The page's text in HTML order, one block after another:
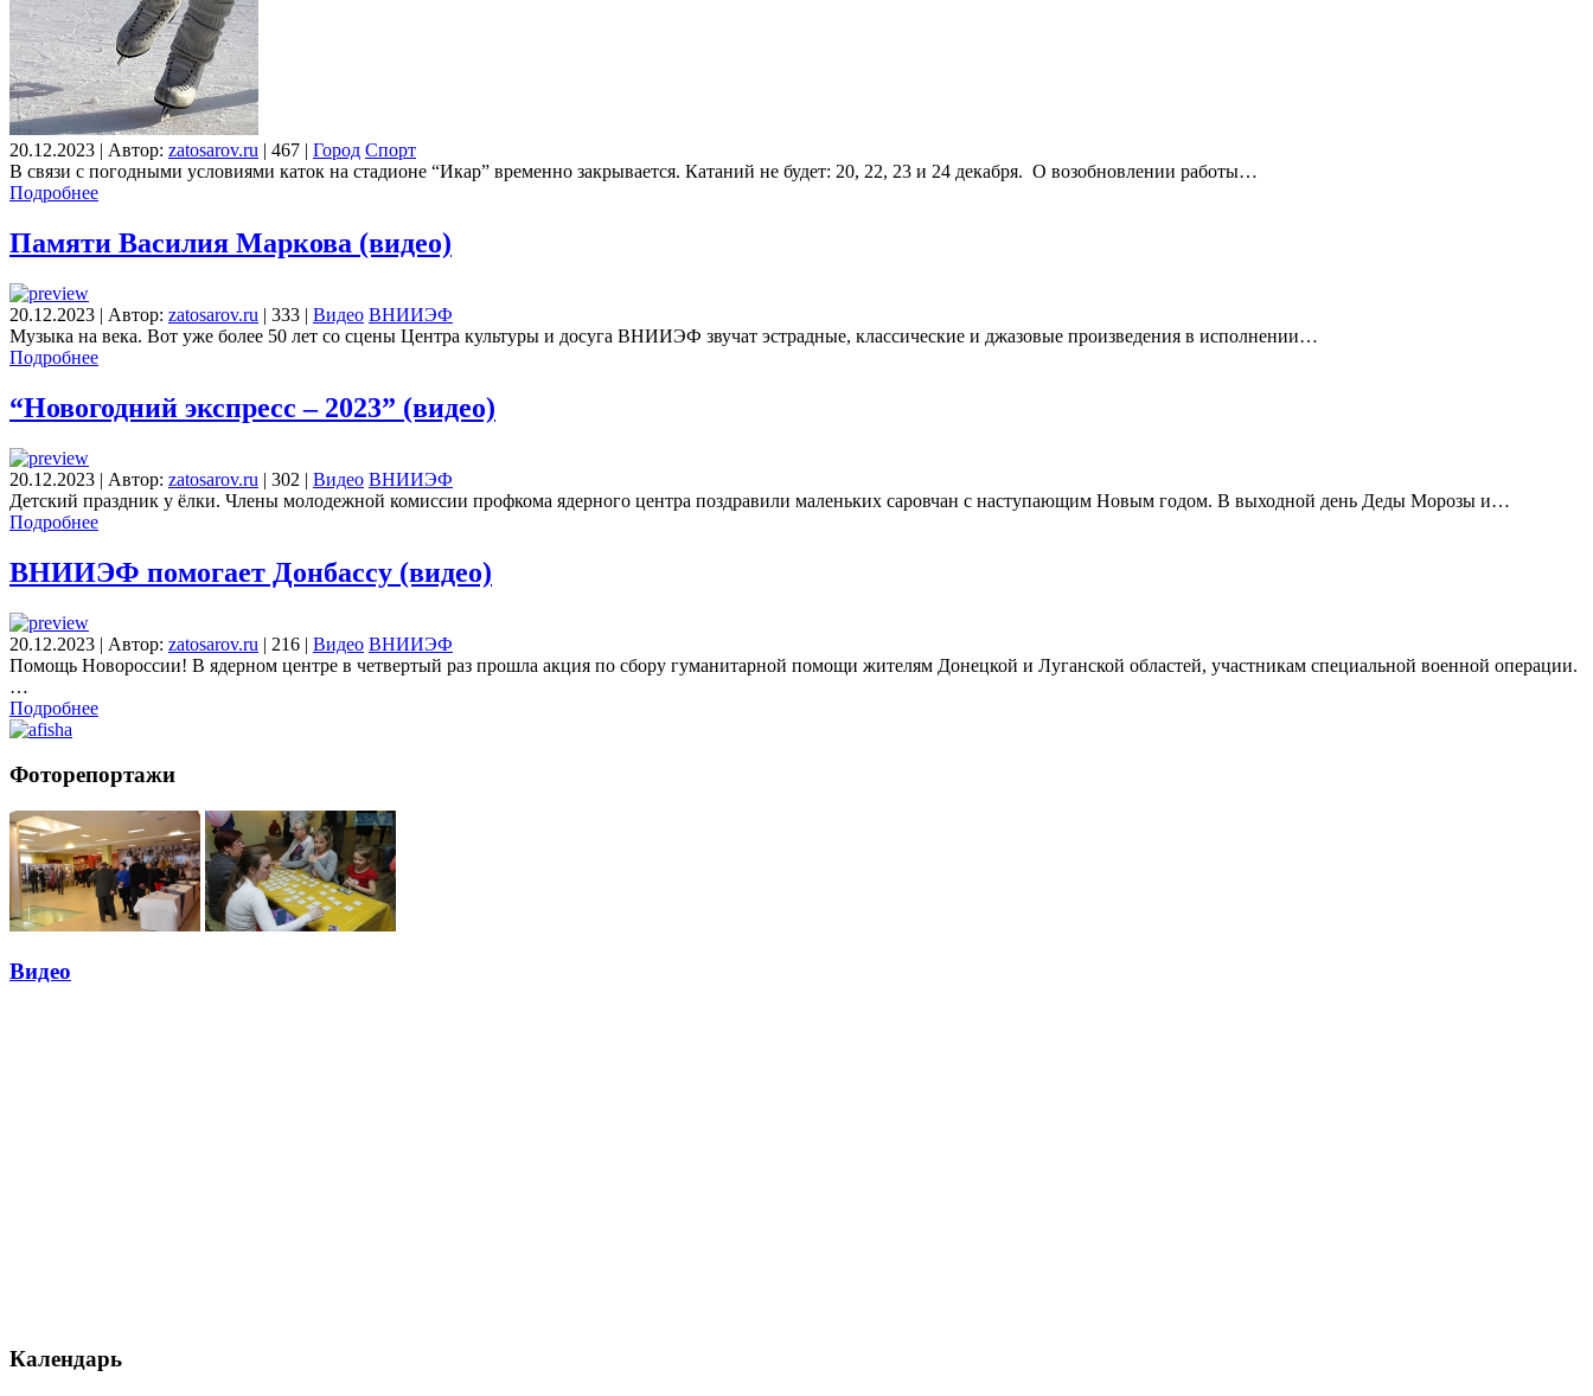
20.12.2023 | Автор: zatosarov.ru | 467 | Город Спорт
В связи с погодными условиями каток на стадионе “Икар” временно закрывается. Катаний не будет: 20, 22, 23 и 24 декабря. О возобновлении работы…
Подробнее
Памяти Василия Маркова (видео)
20.12.2023 | Автор: zatosarov.ru | 333 | Видео ВНИИЭФ
Музыка на века. Вот уже более 50 лет со сцены Центра культуры и досуга ВНИИЭФ звучат эстрадные, классические и джазовые произведения в исполнении…
Подробнее
“Новогодний экспресс – 2023” (видео)
20.12.2023 | Автор: zatosarov.ru | 302 | Видео ВНИИЭФ
Детский праздник у ёлки. Члены молодежной комиссии профкома ядерного центра поздравили маленьких саровчан с наступающим Новым годом. В выходной день Деды Морозы и…
Подробнее
ВНИИЭФ помогает Донбассу (видео)
20.12.2023 | Автор: zatosarov.ru | 216 | Видео ВНИИЭФ
Помощь Новороссии! В ядерном центре в четвертый раз прошла акция по сбору гуманитарной помощи жителям Донецкой и Луганской областей, участникам специальной военной операции.
…
Подробнее
Фоторепортажи
Видео
Календарь